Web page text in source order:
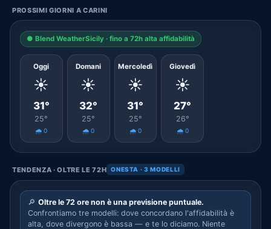
PROSSIMI GIORNI A CARINI
● Blend WeatherSicily · fino a 72h alta affidabilità
Oggi
☀️
31°
25°
🌧️ 0
Domani
☀️
32°
25°
🌧️ 0
Mercoledì
☀️
31°
25°
🌧️ 0
Giovedì
☀️
27°
26°
🌧️ 0
TENDENZA · OLTRE LE 72H ONESTA · 3 MODELLI
🔎 Oltre le 72 ore non è una previsione puntuale.
Confrontiamo tre modelli: dove concordano l'affidabilità è
alta, dove divergono è bassa — e te lo diciamo. Niente